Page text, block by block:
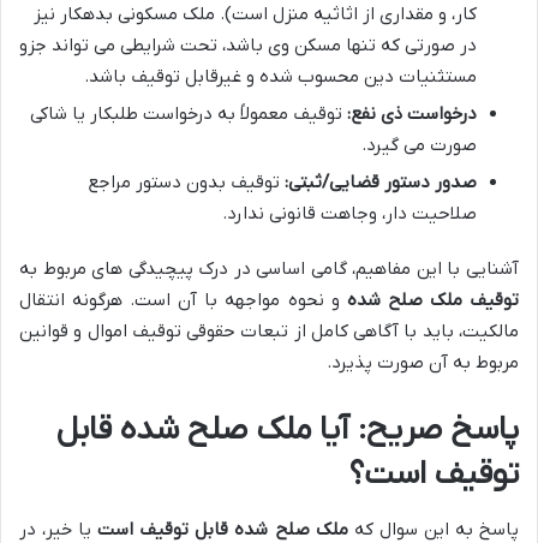
کار، و مقداری از اثاثیه منزل است). ملک مسکونی بدهکار نیز
در صورتی که تنها مسکن وی باشد، تحت شرایطی می تواند جزو
مستثنیات دین محسوب شده و غیرقابل توقیف باشد.
درخواست ذی نفع: توقیف معمولاً به درخواست طلبکار یا شاکی
صورت می گیرد.
صدور دستور قضایی/ثبتی: توقیف بدون دستور مراجع
صلاحیت دار، وجاهت قانونی ندارد.
آشنایی با این مفاهیم، گامی اساسی در درک پیچیدگی های مربوط به
توقیف ملک صلح شده و نحوه مواجهه با آن است. هرگونه انتقال
مالکیت، باید با آگاهی کامل از تبعات حقوقی توقیف اموال و قوانین
مربوط به آن صورت پذیرد.
پاسخ صریح: آیا ملک صلح شده قابل
توقیف است؟
پاسخ به این سوال کهملک صلح شده قابل توقیف استیا خیر، در